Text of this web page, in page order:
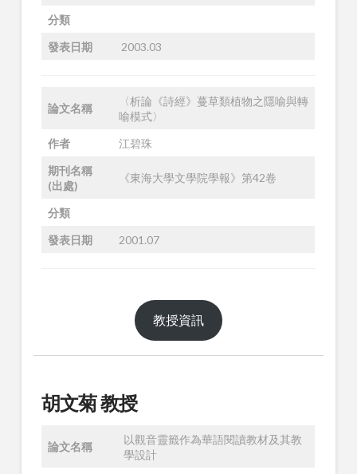
分類
發表日期
2003.03
論文名稱
〈析論《詩經》蔓草類植物之隱喻與轉
喻模式〉
作者
江碧珠
期刊名稱
(出處)
《東海大學文學院學報》第42卷
分類
發表日期
2001.07
教授資訊
胡文菊 教授
論文名稱
以觀音靈籤作為華語閱讀教材及其教
學設計